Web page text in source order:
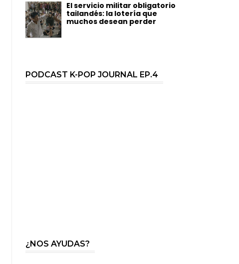
El servicio militar obligatorio
tailandés: la lotería que
muchos desean perder
PODCAST K-POP JOURNAL EP.4
¿NOS AYUDAS?